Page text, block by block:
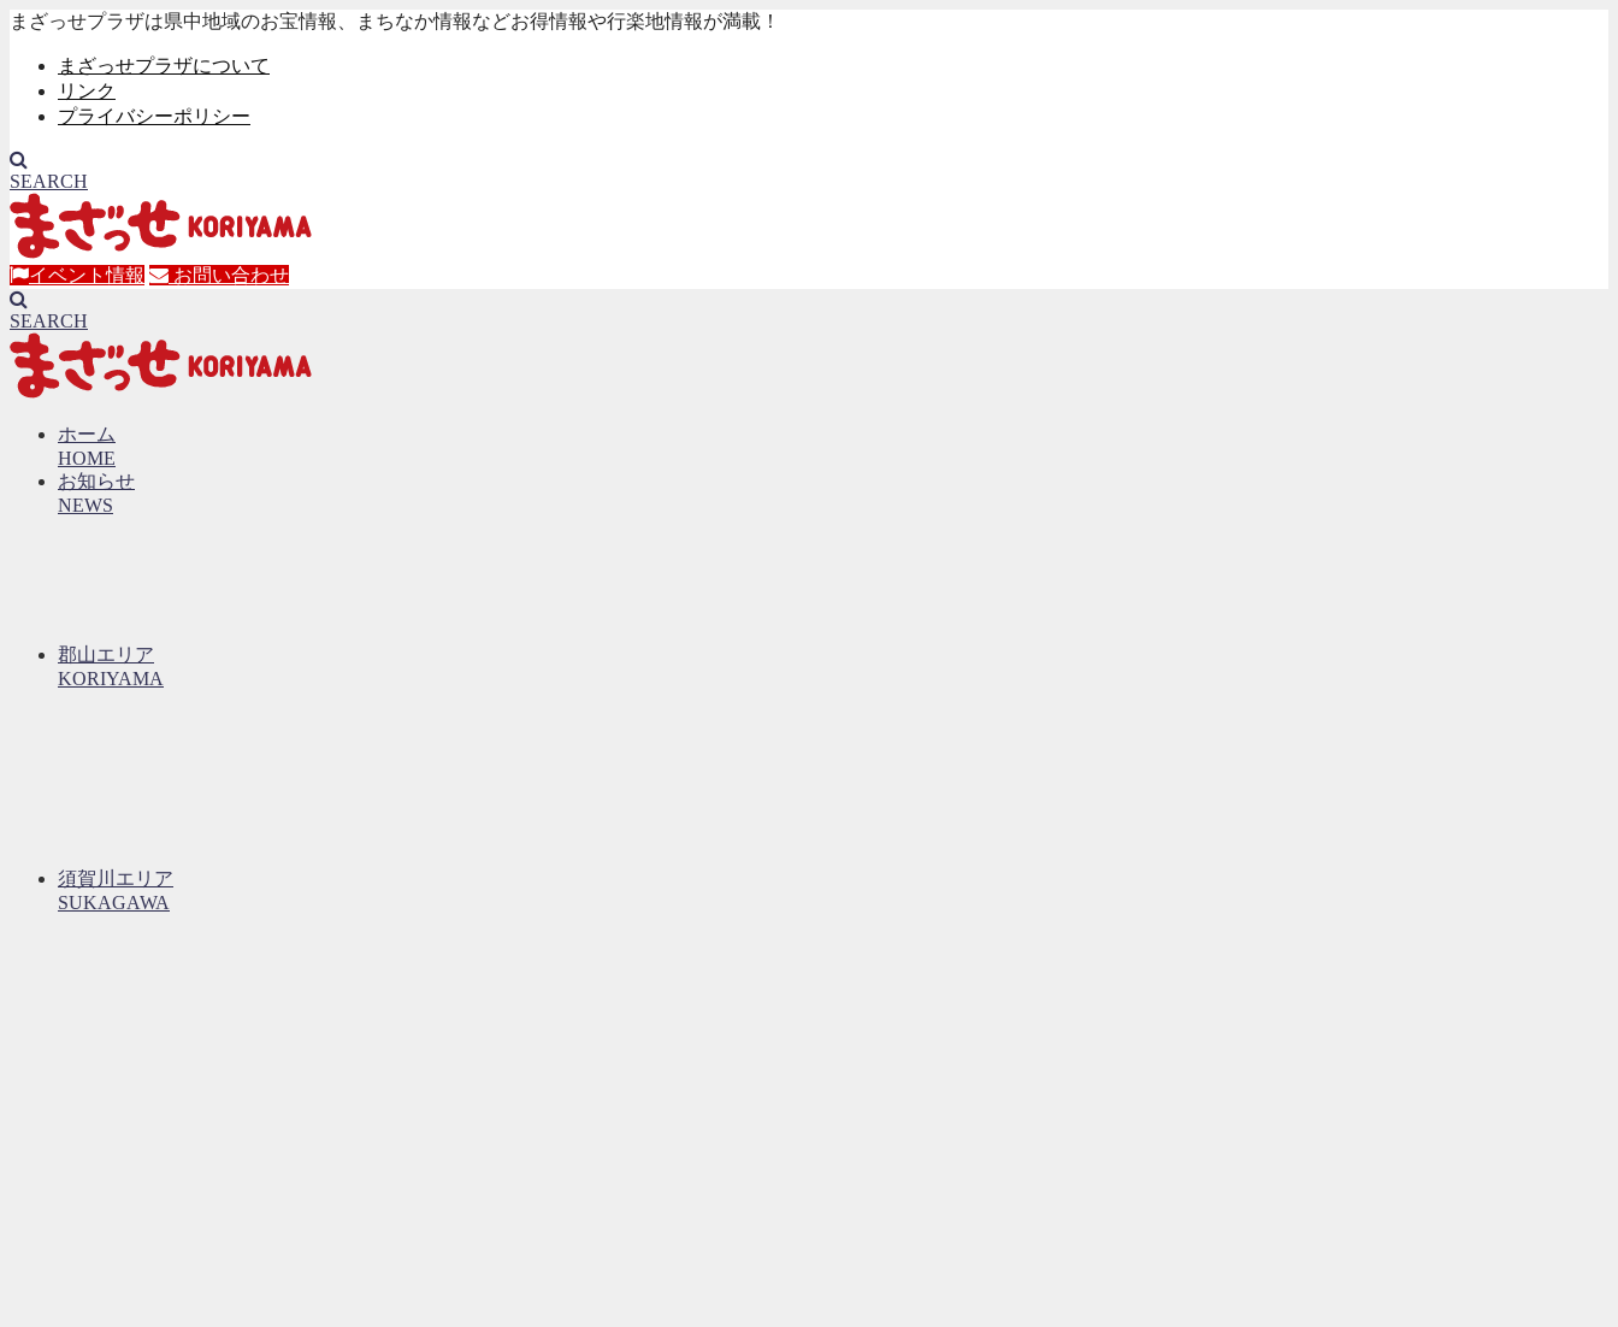
まざっせプラザは県中地域のお宝情報、まちなか情報などお得情報や行楽地情報が満載！
まざっせプラザについて
リンク
プライバシーポリシー
SEARCH
イベント情報 お問い合わせ
SEARCH
ホーム
HOME
お知らせ
NEWS
郡山エリア
KORIYAMA
須賀川エリア
SUKAGAWA